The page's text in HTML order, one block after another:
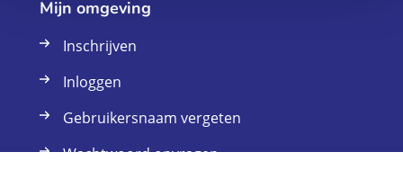
Mijn omgeving
Inschrijven
Inloggen
Gebruikersnaam vergeten
Wachtwoord opvragen